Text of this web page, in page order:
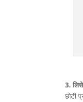
3.
छोटी